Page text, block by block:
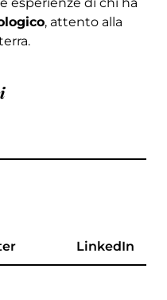
, attento alla
LinkedIn